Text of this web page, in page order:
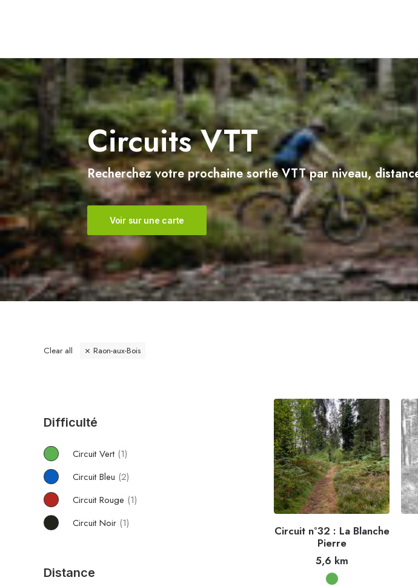
Circuits VTT
Recherchez votre prochaine sortie VTT par niveau,
Voir sur une carte
Clear all Raon-aux-Bois
Difficulté
Circuit Vert (1)
Circuit Bleu (2)
Circuit Rouge (1)
Circuit Noir (1)
Distance
Circuit n°32 : La Blanche
Pierre
5,6 km